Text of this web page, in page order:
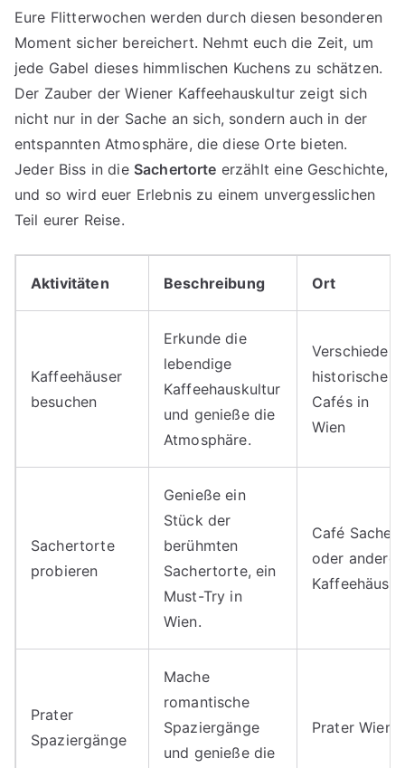
Eure Flitterwochen werden durch diesen besonderen
Moment sicher bereichert. Nehmt euch die Zeit, um
jede Gabel dieses himmlischen Kuchens zu schätzen.
Der Zauber der Wiener Kaffeehauskultur zeigt sich
nicht nur in der Sache an sich, sondern auch in der
entspannten Atmosphäre, die diese Orte bieten.
Jeder Biss in die Sachertorte erzählt eine Geschichte,
und so wird euer Erlebnis zu einem unvergesslichen
Teil eurer Reise.
Aktivitäten Beschreibung Ort
Kaffeehäuser
besuchen
Erkunde die
lebendige
Kaffeehauskultur
und genieße die
Atmosphäre.
Verschiedene
historische
Cafés in
Wien
Sachertorte
probieren
Genieße ein
Stück der
berühmten
Sachertorte, ein
Must-Try in
Wien.
Café Sacher
oder andere
Kaffeehäuser
Prater
Spaziergänge
Mache
romantische
Spaziergänge
und genieße die
Prater Wien